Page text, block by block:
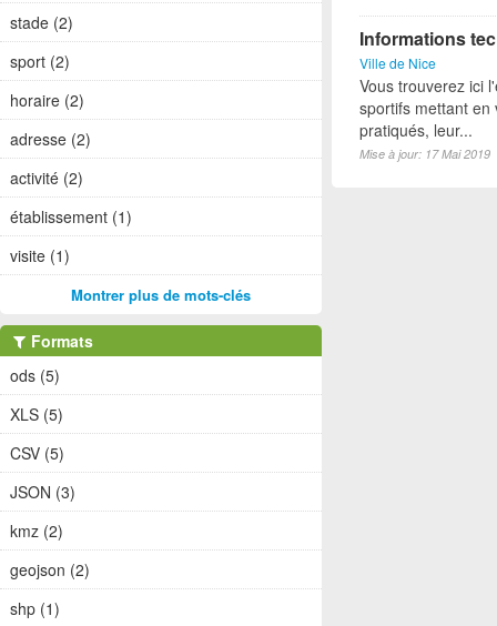
Informations
Ville de Nice
Vous trouverez ici
sportifs mettant en
pratiqués, leur...
Mise à jour: 17 Mai 2019
stade (2)
sport (2)
horaire (2)
adresse (2)
activité (2)
établissement (1)
visite (1)
Montrer plus de mots-clés
Formats
ods (5)
XLS (5)
CSV (5)
JSON (3)
kmz (2)
geojson (2)
shp (1)